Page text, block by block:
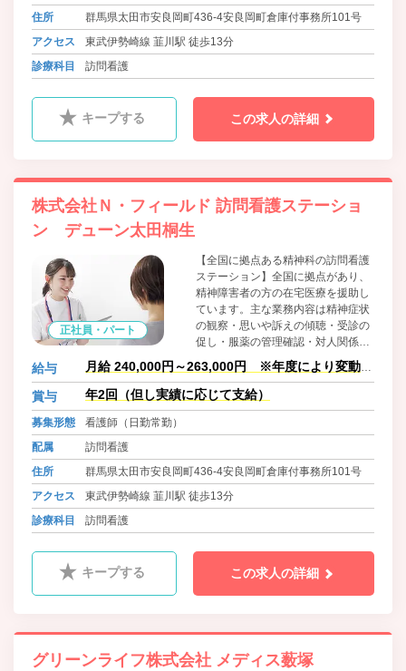
住所
群馬県太田市安良岡町436-4安良岡町倉庫付事務所101号
アクセス
東武伊勢崎線 韮川駅 徒歩13分
診療科目
訪問看護
キープする この求人の詳細
株式会社Ｎ・フィールド 訪問看護ステーショ
ン デューン太田桐生
正社員・パート
【全国に拠点ある精神科の訪問看護
ステーション】全国に拠点があり、
精神障害者の方の在宅医療を援助し
ています。主な業務内容は精神症状
の観察・思いや訴えの傾聴・受診の
促し・服薬の管理確認・対人関係日
常生活の支援です。今後も全国に拠
点を増やしていき、看護師の管理者
の登用も積極的に行なって参りま
す。
給与
月給 240,000円～263,000円 ※年度により変動あ
り。※別途訪問件数手当。
賞与 年2回（但し実績に応じて支給）
募集形態
看護師（日勤常勤）
配属
訪問看護
住所
群馬県太田市安良岡町436-4安良岡町倉庫付事務所101号
アクセス
東武伊勢崎線 韮川駅 徒歩13分
診療科目
訪問看護
キープする この求人の詳細
グリーンライフ株式会社 メディス薮塚